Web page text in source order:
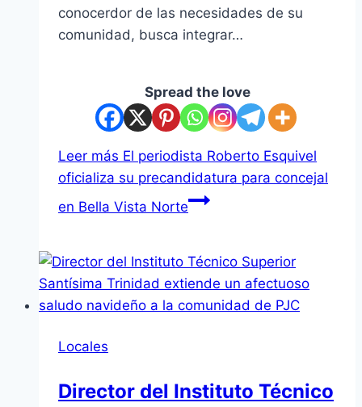
conocerdor de las necesidades de su
comunidad, busca integrar…
Spread the love
Leer más El periodista Roberto Esquivel
oficializa su precandidatura para concejal
en Bella Vista Norte
Locales
Director del Instituto Técnico